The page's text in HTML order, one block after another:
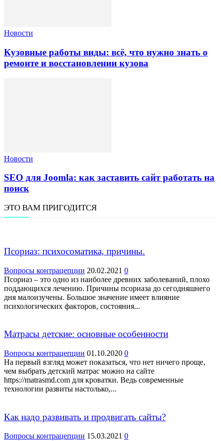
Новости
Кузовные работы виды: всё, что нужно знать о
ремонте и восстановлении кузова
Новости
SEO для Joomla: как заставить сайт работать на
поиск
ЭТО ВАМ ПРИГОДИТСЯ
Псориаз: психосоматика, причины.
Вопросы контрацепции 20.02.2021 0
Псориаз – это одно из наиболее древних заболеваний, плохо
поддающихся лечению. Причины псориаза до сегодняшнего
дня малоизучены. Большое значение имеет влияние
психологических факторов, состояния...
Матрасы детские: основные особенности
Вопросы контрацепции 01.10.2020 0
На первый взгляд может показаться, что нет ничего проще,
чем выбрать детский матрас можно на сайте
https://matrasmd.com для кроватки. Ведь современные
технологии развиты настолько,...
Как надо развивать и продвигать сайты?
Вопросы контрацепции 15.03.2021 0